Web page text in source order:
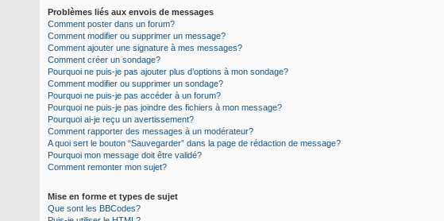
Problèmes liés aux envois de messages
Comment poster dans un forum?
Comment modifier ou supprimer un message?
Comment ajouter une signature à mes messages?
Comment créer un sondage?
Pourquoi ne puis-je pas ajouter plus d’options à mon sondage?
Comment modifier ou supprimer un sondage?
Pourquoi ne puis-je pas accéder à un forum?
Pourquoi ne puis-je pas joindre des fichiers à mon message?
Pourquoi ai-je reçu un avertissement?
Comment rapporter des messages à un modérateur?
A quoi sert le bouton “Sauvegarder” dans la page de rédaction de message?
Pourquoi mon message doit être validé?
Comment remonter mon sujet?
Mise en forme et types de sujet
Que sont les BBCodes?